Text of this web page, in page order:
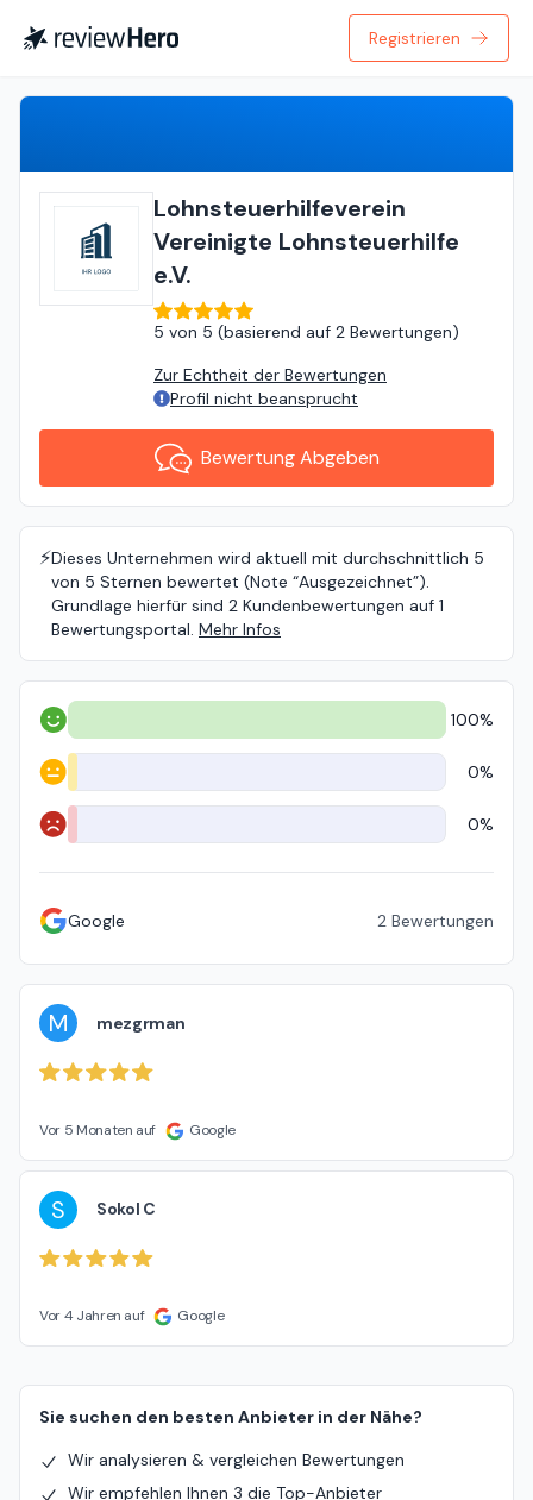
Registrieren
Lohnsteuerhilfeverein
Vereinigte Lohnsteuerhilfe
e.V.
5 von 5 (basierend auf 2 Bewertungen)
Zur Echtheit der Bewertungen
Profil nicht beansprucht
Bewertung Abgeben
⚡️Dieses Unternehmen wird aktuell mit durchschnittlich 5
von 5 Sternen bewertet (Note “Ausgezeichnet”).
Grundlage hierfür sind 2 Kundenbewertungen auf 1
Bewertungsportal. Mehr Infos
Positiv 100%
Neutral 0%
Negativ 0%
Google 2 Bewertungen
M mezgrman
Vor 5 Monaten auf Google
S Sokol C
Vor 4 Jahren auf Google
Sie suchen den besten Anbieter in der Nähe?
Wir analysieren & vergleichen Bewertungen
Wir empfehlen Ihnen 3 die Top-Anbieter